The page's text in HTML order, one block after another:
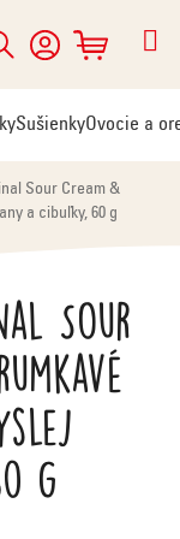
Hľadať
NÁKUPNÝ
KOŠÍK
SušienkyOvocie a
Sour Cream &
a cibuľky, 60 g
Sour
g